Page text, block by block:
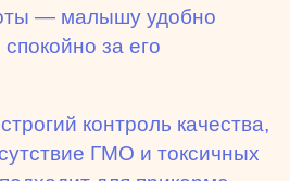
— малышу удобно
за его
контроль качества,
ГМО и токсичных